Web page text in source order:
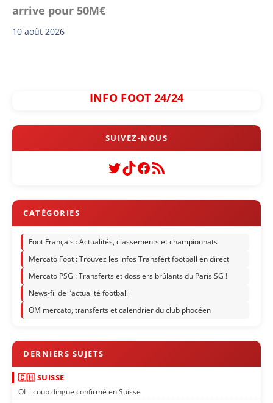
arrive pour 50M€
10 août 2026
INFO FOOT 24/24
Twitter
TikTok
Facebook
Flux RSS
Foot Français : Actualités, classements et championnats
Mercato Foot : Trouvez les infos Transfert football en direct
Mercato PSG : Transferts et dossiers brûlants du Paris SG !
News-fil de l’actualité football
OM mercato, transferts et calendrier du club phocéen
🇨🇭 SUISSE
OL : coup dingue confirmé en Suisse